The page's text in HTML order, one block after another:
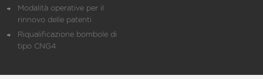
Modalità operative per il
rinnovo delle patenti
Riqualificazione bombole di
tipo CNG4